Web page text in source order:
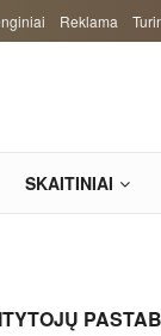
Reklama
SKAITINIAI